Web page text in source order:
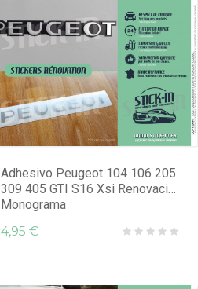
Adhesivo Peugeot 104 106 205
309 405 GTI S16 Xsi Renovación
Monograma
4,95 €